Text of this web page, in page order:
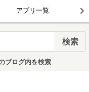
アプリ一覧
ブログ内を検索